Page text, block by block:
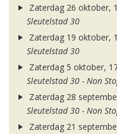
Zaterdag 26 oktober,
Sleutelstad 30
Zaterdag 19 oktober,
Sleutelstad 30
Zaterdag 5 oktober,
Sleutelstad 30 - Non
Zaterdag 28
Sleutelstad 30 - Non
Zaterdag 21